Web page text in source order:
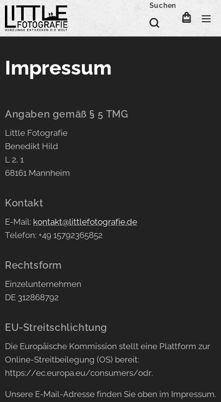
Suchen
Impressum
Angaben gemäß § 5 TMG
Little Fotografie
Benedikt Hild
L 2, 1
68161 Mannheim
Kontakt
E-Mail: kontakt@littlefotografie.de
Telefon: +49 15792365852
Rechtsform
Einzelunternehmen
DE 312868792
EU-Streitschlichtung
Die Europäische Kommission stellt eine Plattform zur
Online-Streitbeilegung (OS) bereit:
https://ec.europa.eu/consumers/odr.
Unsere E-Mail-Adresse finden Sie oben im Impressum.